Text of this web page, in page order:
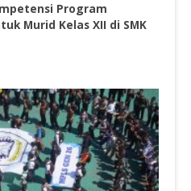
Program
Murid Kelas XII di SMK